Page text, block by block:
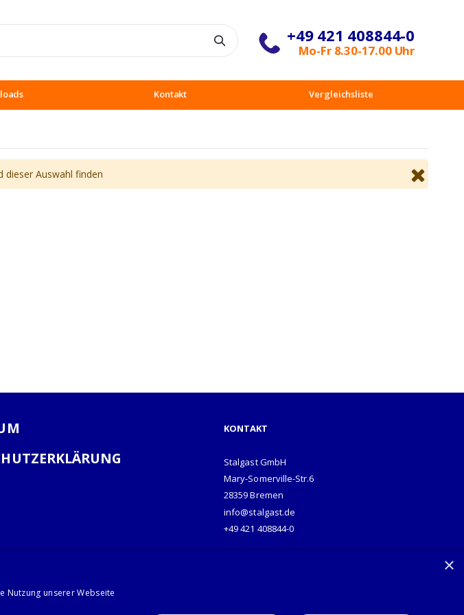
+49 421 408844-0
Mo-Fr 8.30-17.00 Uhr
Kontakt Vergleichsliste
dieser Auswahl finden
KONTAKT
Stalgast GmbH
Mary-Somerville-Str.6
28359 Bremen
info@stalgast.de
+49 421 408844-0
×
Nutzung unserer Webseite